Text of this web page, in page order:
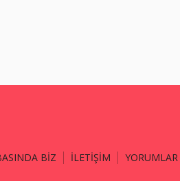
BİZ İLETİŞİM YORUMLAR